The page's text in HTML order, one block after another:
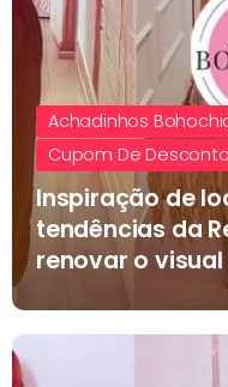
Achadinhos
Cupom De
Inspiração de
tendências da
renovar o visual